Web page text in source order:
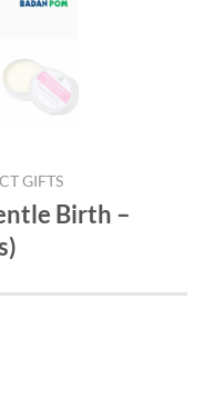
GIFTS
Birth –